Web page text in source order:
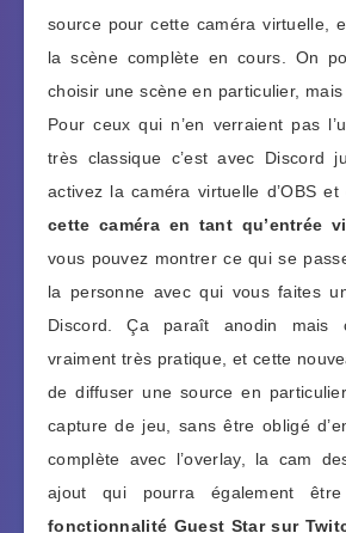
source pour cette caméra virtuelle,
la scène complète en cours. On
choisir une scène en particulier,
Pour ceux qui n’en verraient pas
très classique c’est avec Discord
activez la caméra virtuelle d’OBS et
cette caméra en tant qu’entrée
vous pouvez montrer ce qui se
la personne avec qui vous faites
Discord. Ça paraît anodin mais
vraiment très pratique, et cette
de diffuser une source en
capture de jeu, sans être obligé
complète avec l’overlay, la cam
ajout qui pourra également
fonctionnalité Guest Star sur